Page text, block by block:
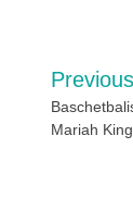
în
Mariah